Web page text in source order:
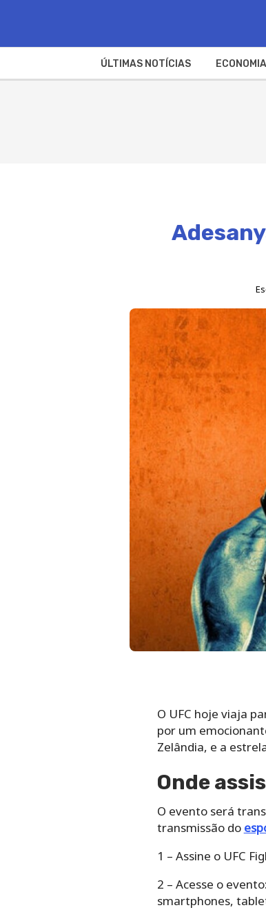
ÚLTIMAS NOTÍCIAS ECONOMIA
O UFC hoje viaja
por um
Zelândia, e a
Onde
O evento será
transmissão do
1 – Assine o UFC
2 – Acesse o
smartphones,